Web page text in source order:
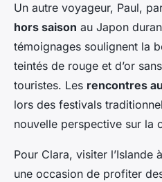
Un autre voyageur, Paul,
hors saison au Japon
témoignages soulignent la
teintés de rouge et d’or
touristes. Les rencontres
lors des festivals
nouvelle perspective sur la
Pour Clara, visiter l’Islande
une occasion de profiter